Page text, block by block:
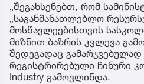
„შეგახსენებთ, რომ
„საგანმანათლებლო
მოსწავლეებისთვის
მიზნით ბაზრის კვლევა
შედეგადაც
რეგისტრირებული ჩინური
Industry გამოვლინდა.